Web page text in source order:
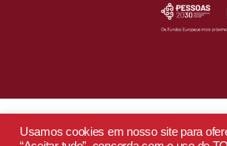
Usamos cookies em nosso site para